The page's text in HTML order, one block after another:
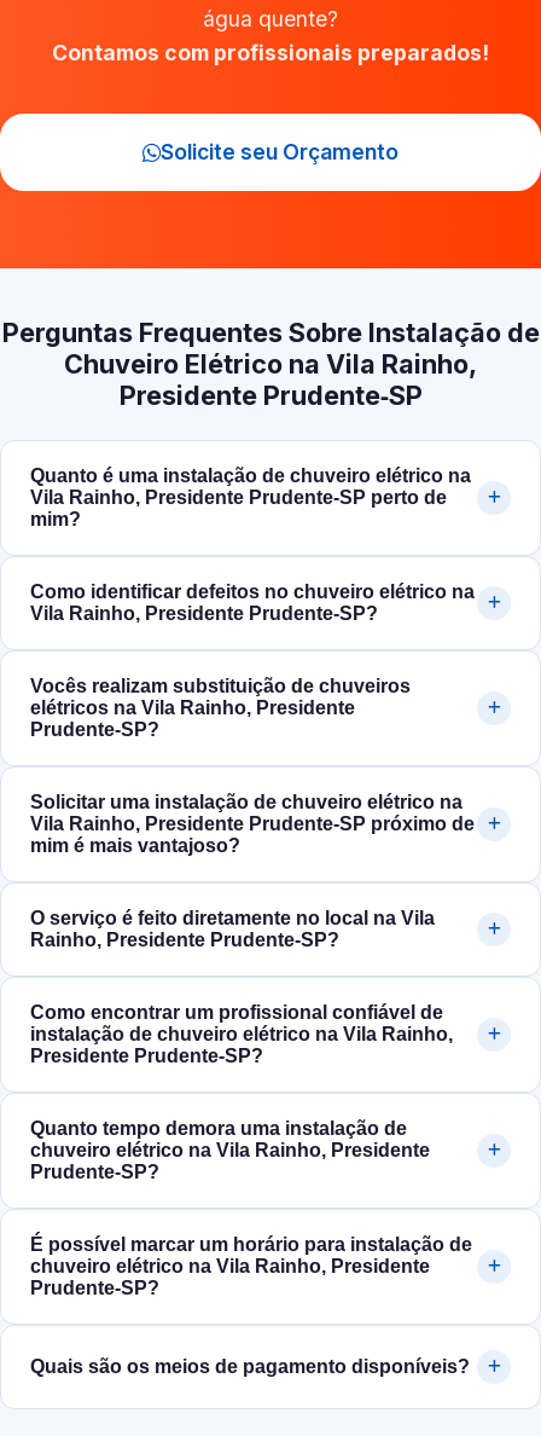
água quente?
Contamos com profissionais preparados!
Solicite seu Orçamento
Perguntas Frequentes Sobre Instalação de
Chuveiro Elétrico na Vila Rainho,
Presidente Prudente‑SP
Quanto é uma instalação de chuveiro elétrico na
Vila Rainho, Presidente Prudente‑SP perto de
mim?
Como identificar defeitos no chuveiro elétrico na
Vila Rainho, Presidente Prudente‑SP?
Vocês realizam substituição de chuveiros
elétricos na Vila Rainho, Presidente
Prudente‑SP?
Solicitar uma instalação de chuveiro elétrico na
Vila Rainho, Presidente Prudente‑SP próximo de
mim é mais vantajoso?
O serviço é feito diretamente no local na Vila
Rainho, Presidente Prudente‑SP?
Como encontrar um profissional confiável de
instalação de chuveiro elétrico na Vila Rainho,
Presidente Prudente‑SP?
Quanto tempo demora uma instalação de
chuveiro elétrico na Vila Rainho, Presidente
Prudente‑SP?
É possível marcar um horário para instalação de
chuveiro elétrico na Vila Rainho, Presidente
Prudente‑SP?
Quais são os meios de pagamento disponíveis?